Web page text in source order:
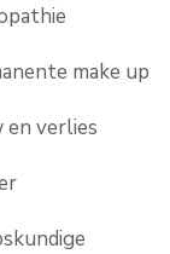
make up
verlies